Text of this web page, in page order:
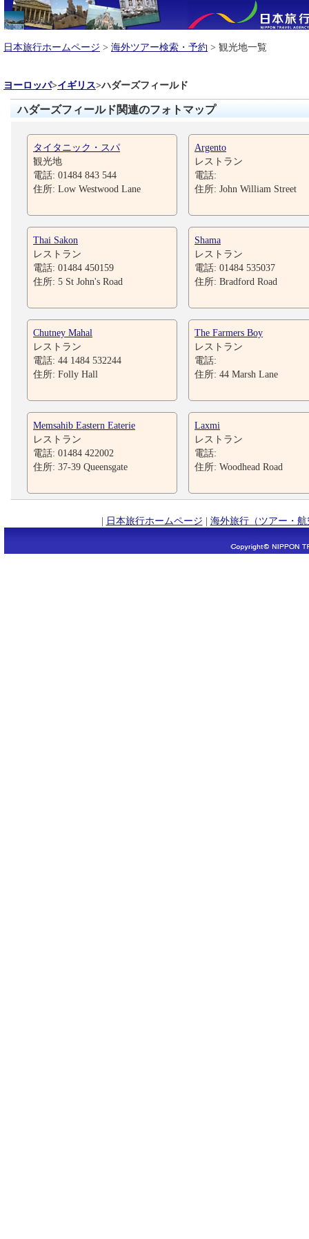
日本旅行ホームページ > 海外ツアー検索・予約 > 観光地一覧
ヨーロッパ>イギリス>ハダーズフィールド
ハダーズフィールド関連のフォトマップ
タイタニック・スパ
観光地
電話: 01484 843 544
住所: Low Westwood Lane
Argento
レストラン
電話:
住所: John William Street
Thai Sakon
レストラン
電話: 01484 450159
住所: 5 St John's Road
Shama
レストラン
電話: 01484 535037
住所: Bradford Road
Chutney Mahal
レストラン
電話: 44 1484 532244
住所: Folly Hall
The Farmers Boy
レストラン
電話:
住所: 44 Marsh Lane
Memsahib Eastern Eaterie
レストラン
電話: 01484 422002
住所: 37-39 Queensgate
Laxmi
レストラン
電話:
住所: Woodhead Road
| 日本旅行ホームページ | 海外旅行（ツアー・航